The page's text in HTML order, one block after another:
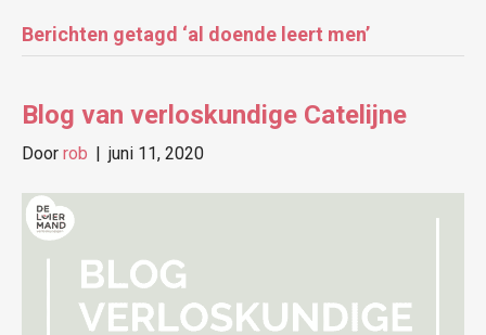
Berichten getagd ‘al doende leert men’
Blog van verloskundige Catelijne
Door rob | juni 11, 2020